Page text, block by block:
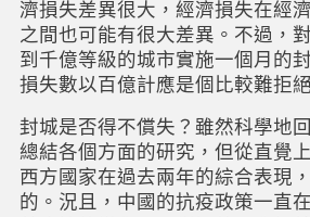
濟損失差異很大，經濟損失在經
之間也可能有很大差異。不過，
到千億等級的城市實施一個月的
損失數以百億計應是個比較難拒
封城是否得不償失？雖然科學地
總結各個方面的研究，但從直覺
西方國家在過去兩年的綜合表現
的。況且，中國的抗疫政策一直